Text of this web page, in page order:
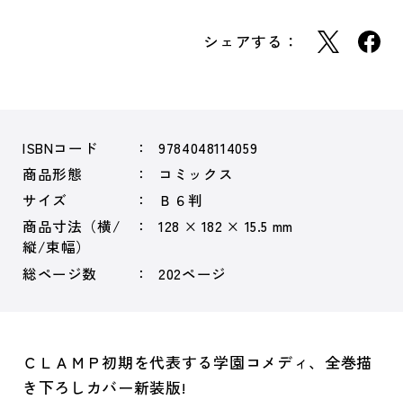
シェアする：
ISBNコード
9784048114059
商品形態
コミックス
サイズ
Ｂ６判
商品寸法（横/
縦/束幅）
128 × 182 × 15.5 mm
総ページ数 202ページ
ＣＬＡＭＰ初期を代表する学園コメディ、全巻描
き下ろしカバー新装版!